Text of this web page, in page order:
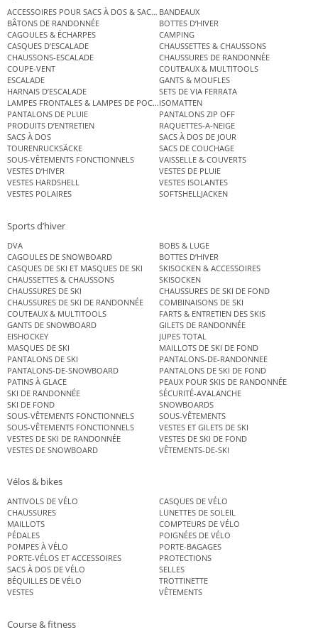
ACCESSOIRES POUR SACS À DOS & SACS ÉTANCHES
BANDEAUX
BÂTONS DE RANDONNÉE
BOTTES D’HIVER
CAGOULES & ÉCHARPES
CAMPING
CASQUES D’ESCALADE
CHAUSSETTES & CHAUSSONS
CHAUSSONS-ESCALADE
CHAUSSURES DE RANDONNÉE
COUPE-VENT
COUTEAUX & MULTITOOLS
ESCALADE
GANTS & MOUFLES
HARNAIS D’ESCALADE
SETS DE VIA FERRATA
LAMPES FRONTALES & LAMPES DE POCHEISOMATTEN
PANTALONS DE PLUIE
PANTALONS ZIP OFF
PRODUITS D’ENTRETIEN
RAQUETTES-A-NEIGE
SACS À DOS
SACS À DOS DE JOUR
TOURENRUCKSÄCKE
SACS DE COUCHAGE
SOUS-VÊTEMENTS FONCTIONNELS
VAISSELLE & COUVERTS
VESTES D’HIVER
VESTES DE PLUIE
VESTES HARDSHELL
VESTES ISOLANTES
VESTES POLAIRES
SOFTSHELLJACKEN
Sports d’hiver
DVA
BOBS & LUGE
CAGOULES DE SNOWBOARD
BOTTES D’HIVER
CASQUES DE SKI ET MASQUES DE SKI
SKISOCKEN & ACCESSOIRES
CHAUSSETTES & CHAUSSONS
SKISOCKEN
CHAUSSURES DE SKI
CHAUSSURES DE SKI DE FOND
CHAUSSURES DE SKI DE RANDONNÉE
COMBINAISONS DE SKI
COUTEAUX & MULTITOOLS
FARTS & ENTRETIEN DES SKIS
GANTS DE SNOWBOARD
GILETS DE RANDONNÉE
EISHOCKEY
JUPES TOTAL
MASQUES DE SKI
MAILLOTS DE SKI DE FOND
PANTALONS DE SKI
PANTALONS-DE-RANDONNEE
PANTALONS-DE-SNOWBOARD
PANTALONS DE SKI DE FOND
PATINS À GLACE
PEAUX POUR SKIS DE RANDONNÉE
SKI DE RANDONNÉE
SÉCURITÉ-AVALANCHE
SKI DE FOND
SNOWBOARDS
SOUS-VÊTEMENTS FONCTIONNELS
SOUS-VÊTEMENTS
SOUS-VÊTEMENTS FONCTIONNELS
VESTES ET GILETS DE SKI
VESTES DE SKI DE RANDONNÉE
VESTES DE SKI DE FOND
VESTES DE SNOWBOARD
VÊTEMENTS-DE-SKI
Vélos & bikes
ANTIVOLS DE VÉLO
CASQUES DE VÉLO
CHAUSSURES
LUNETTES DE SOLEIL
MAILLOTS
COMPTEURS DE VÉLO
PÉDALES
POIGNÉES DE VÉLO
POMPES À VÉLO
PORTE-BAGAGES
PORTE-VÉLOS ET ACCESSOIRES
PROTECTIONS
SACS À DOS DE VÉLO
SELLES
BÉQUILLES DE VÉLO
TROTTINETTE
VESTES
VÊTEMENTS
Course & fitness